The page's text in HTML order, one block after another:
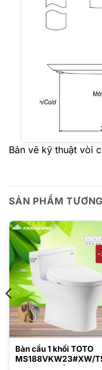
Bản vẽ kỹ thuật vòi
SẢN PHẨM
-
Bàn cầu 1 khối TOTO
MS188VKW23#XW/